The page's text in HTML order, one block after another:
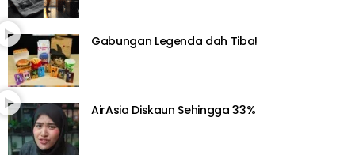
Gabungan Legenda dah Tiba!
AirAsia Diskaun Sehingga 33%